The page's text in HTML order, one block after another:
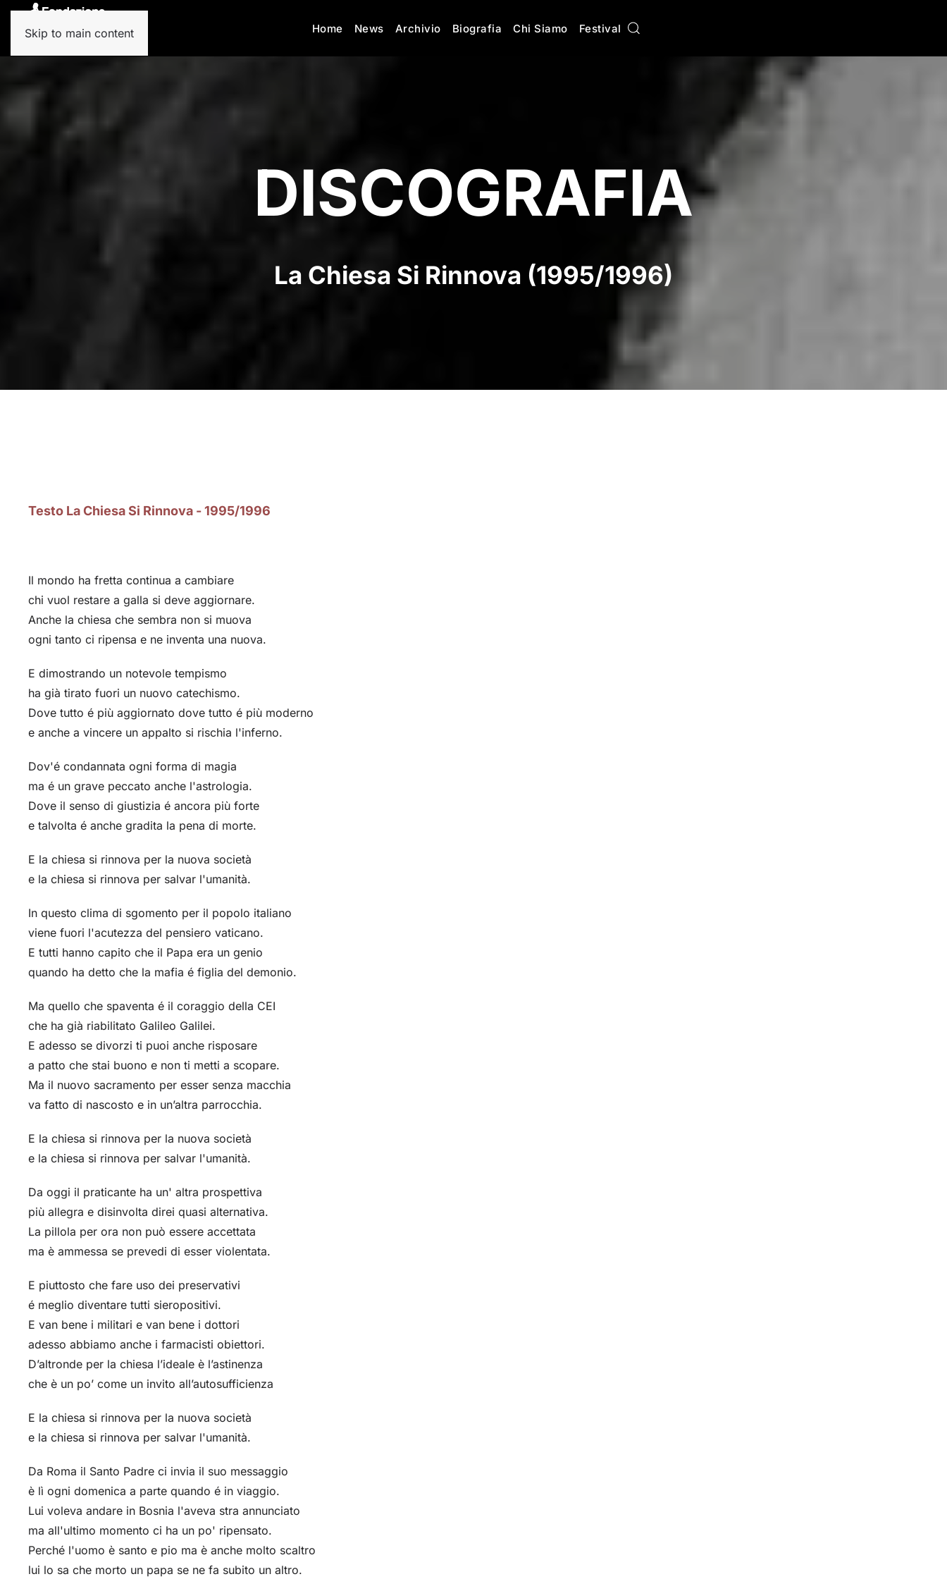
Skip to main content Home News Archivio Biografia Chi Siamo Festival
DISCOGRAFIA
La Chiesa Si Rinnova (1995/1996)
Testo La Chiesa Si Rinnova - 1995/1996
Il mondo ha fretta continua a cambiare
chi vuol restare a galla si deve aggiornare.
Anche la chiesa che sembra non si muova
ogni tanto ci ripensa e ne inventa una nuova.
E dimostrando un notevole tempismo
ha già tirato fuori un nuovo catechismo.
Dove tutto é più aggiornato dove tutto é più moderno
e anche a vincere un appalto si rischia l'inferno.
Dov'é condannata ogni forma di magia
ma é un grave peccato anche l'astrologia.
Dove il senso di giustizia é ancora più forte
e talvolta é anche gradita la pena di morte.
E la chiesa si rinnova per la nuova società
e la chiesa si rinnova per salvar l'umanità.
In questo clima di sgomento per il popolo italiano
viene fuori l'acutezza del pensiero vaticano.
E tutti hanno capito che il Papa era un genio
quando ha detto che la mafia é figlia del demonio.
Ma quello che spaventa é il coraggio della CEI
che ha già riabilitato Galileo Galilei.
E adesso se divorzi ti puoi anche risposare
a patto che stai buono e non ti metti a scopare.
Ma il nuovo sacramento per esser senza macchia
va fatto di nascosto e in un’altra parrocchia.
E la chiesa si rinnova per la nuova società
e la chiesa si rinnova per salvar l'umanità.
Da oggi il praticante ha un' altra prospettiva
più allegra e disinvolta direi quasi alternativa.
La pillola per ora non può essere accettata
ma è ammessa se prevedi di esser violentata.
E piuttosto che fare uso dei preservativi
é meglio diventare tutti sieropositivi.
E van bene i militari e van bene i dottori
adesso abbiamo anche i farmacisti obiettori.
D’altronde per la chiesa l’ideale è l’astinenza
che è un po’ come un invito all’autosufficienza
E la chiesa si rinnova per la nuova società
e la chiesa si rinnova per salvar l'umanità.
Da Roma il Santo Padre ci invia il suo messaggio
è lì ogni domenica a parte quando é in viaggio.
Lui voleva andare in Bosnia l'aveva stra annunciato
ma all'ultimo momento ci ha un po' ripensato.
Perché l'uomo è santo e pio ma è anche molto scaltro
lui lo sa che morto un papa se ne fa subito un altro.